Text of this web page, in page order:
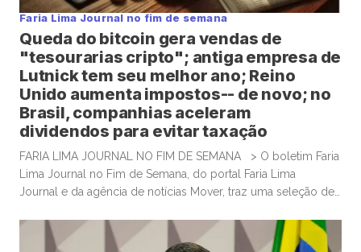
Faria Lima Journal no fim de semana
Queda do bitcoin gera vendas de
"tesourarias cripto"; antiga empresa de
Lutnick tem seu melhor ano; Reino
Unido aumenta impostos-- de novo; no
Brasil, companhias aceleram
dividendos para evitar taxação
FARIA LIMA JOURNAL NO FIM DE SEMANA > O boletim Faria
Lima Journal no Fim de Semana, do portal Faria Lima
Journal e da agência de notícias Mover, traz uma seleção de
algum tempo no sábado e domingo para leituras mais
aprofundadas de boas histórias e materiais informativos.